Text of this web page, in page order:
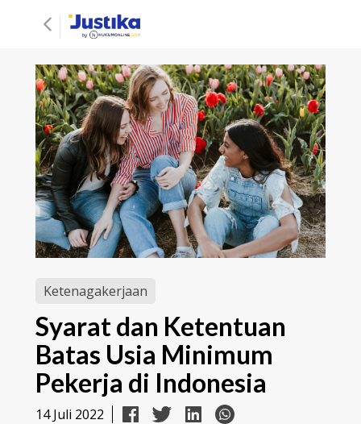
Ketenagakerjaan
Syarat dan Ketentuan
Batas Usia Minimum
Pekerja di Indonesia
14 Juli 2022